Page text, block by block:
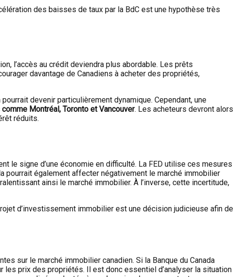
des baisses de taux par la BdC est une hypothèse très
l’accès au crédit deviendra plus abordable. Les prêts
davantage de Canadiens à acheter des propriétés,
devenir particulièrement dynamique. Cependant, une
Montréal, Toronto et Vancouver. Les acheteurs devront alors
réduits.
le signe d’une économie en difficulté. La FED utilise ces mesures
pourrait également affecter négativement le marché immobilier
ainsi le marché immobilier. À l’inverse, cette incertitude,
d’investissement immobilier est une décision judicieuse afin de
sur le marché immobilier canadien. Si la Banque du Canada
prix des propriétés. Il est donc essentiel d’analyser la situation